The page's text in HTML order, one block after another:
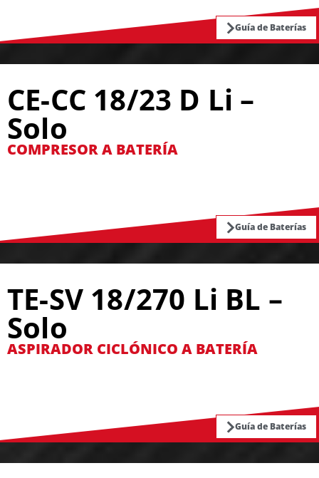
Guía de Baterías
CE-CC 18/23 D Li –
Solo
COMPRESOR A BATERÍA
Guía de Baterías
TE-SV 18/270 Li BL –
Solo
ASPIRADOR CICLÓNICO A BATERÍA
Guía de Baterías